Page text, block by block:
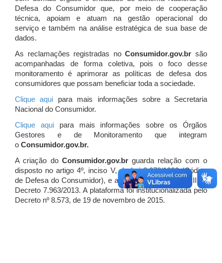
Defesa do Consumidor que, por meio de cooperação
técnica, apoiam e atuam na gestão operacional do
serviço e também na análise estratégica de sua base de
dados.
As reclamações registradas noConsumidor.gov.br são
acompanhadas de forma coletiva, pois o foco desse
monitoramento é aprimorar as políticas de defesa dos
consumidores que possam beneficiar toda a sociedade.
Clique aqui para mais informações sobre a Secretaria
Nacional do Consumidor.
Clique aquipara mais informações sobre os Órgãos
Gestores e de Monitoramento que integram
o Consumidor.gov.br.
A criação do Consumidor.gov.brguarda relação com o
disposto no artigo 4º, inciso V, da Lei 8.078/1990 (Código
de Defesa do Consumidor), e artigo 7º, incisos I, II e III do
Decreto 7.963/2013. A plataforma foi institucionalizada pelo
Decreto nº 8.573, de 19 de novembro de 2015.